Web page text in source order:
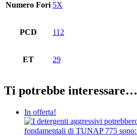
Numero Fori 5X
PCD 112
ET 29
Ti potrebbe interessare…
In offerta!